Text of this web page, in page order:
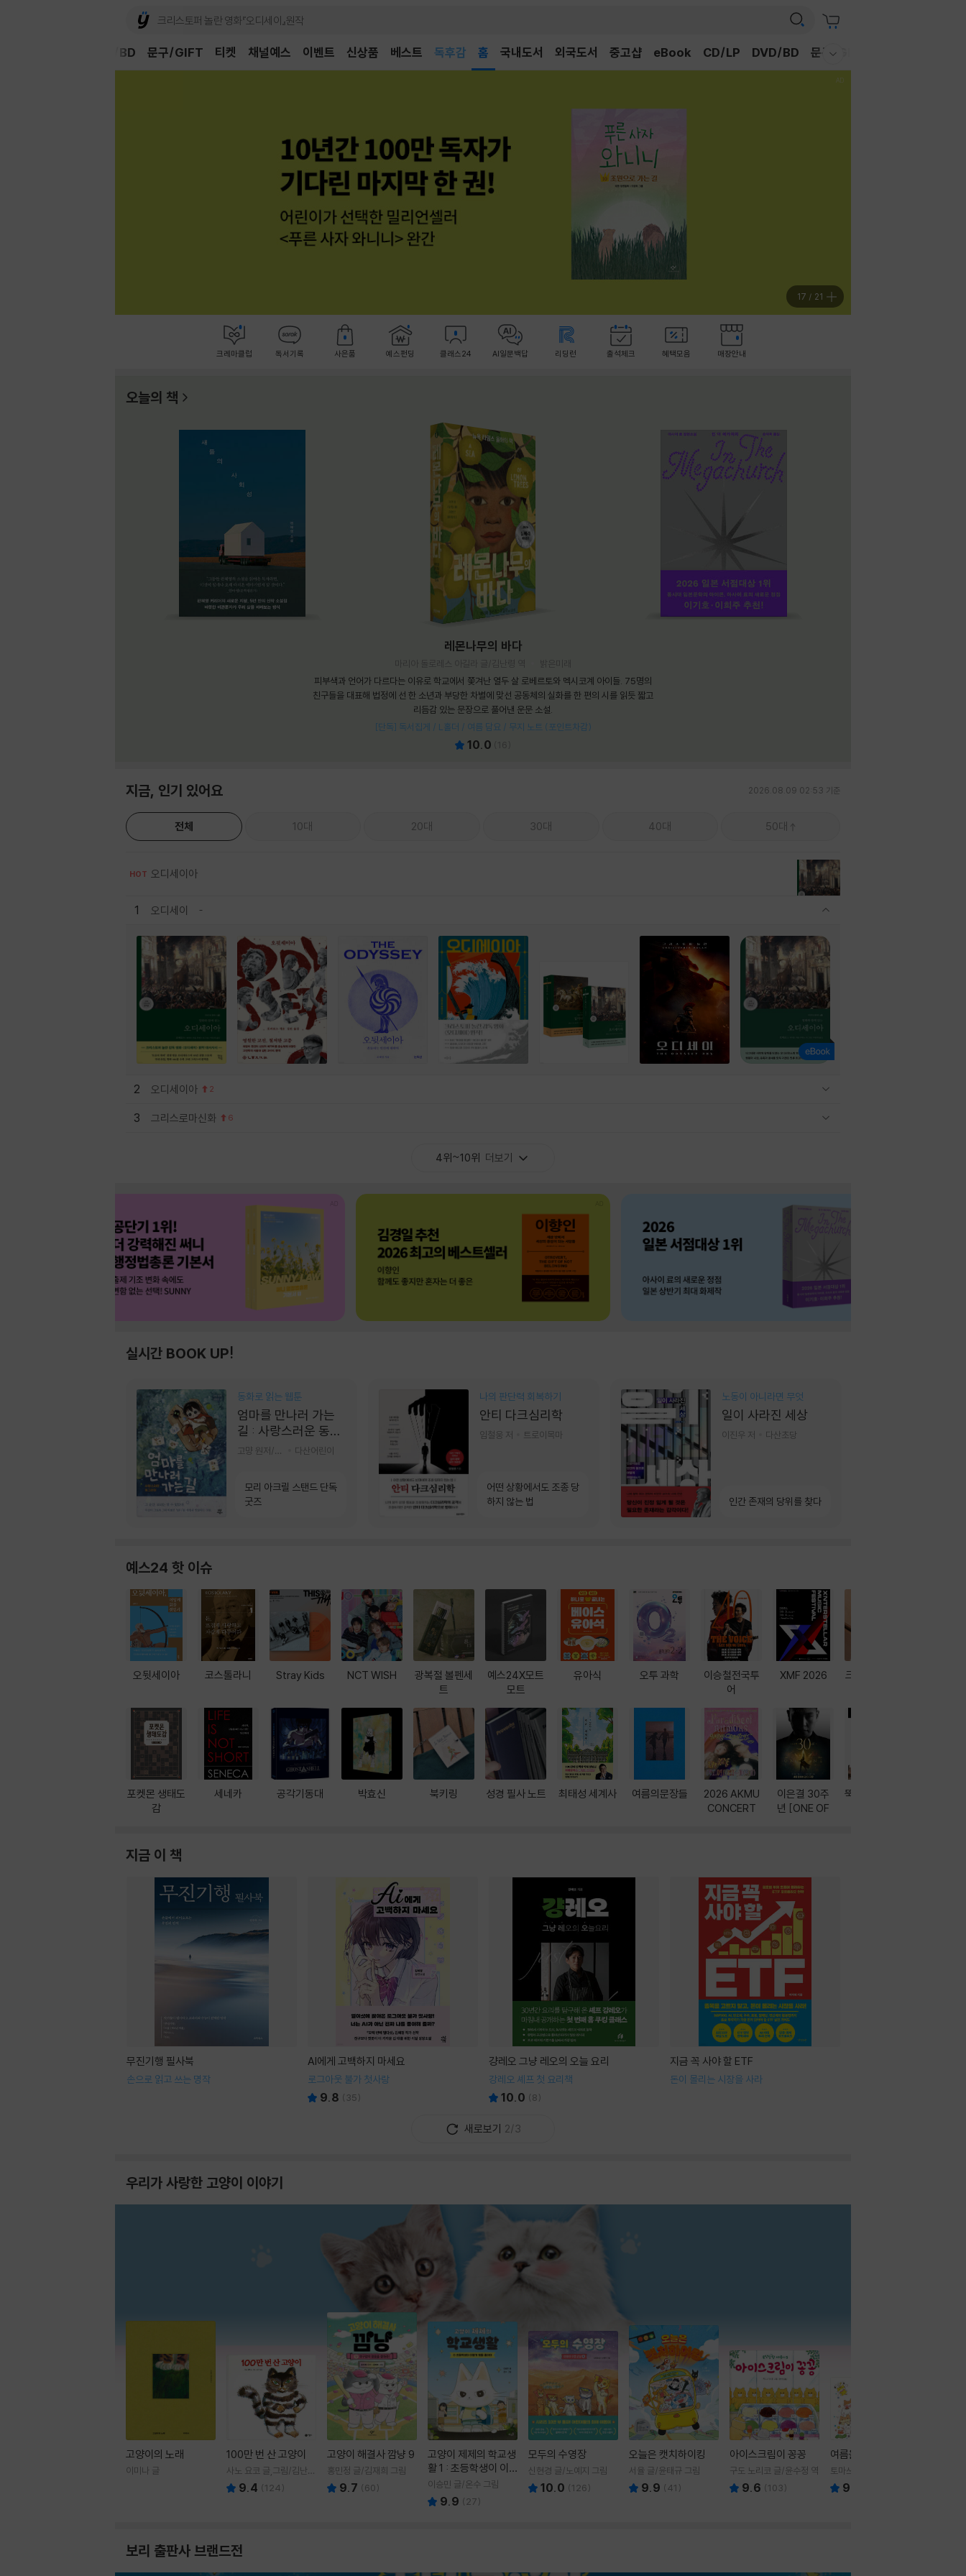
채널예스 이벤트 신상품 베스트
어린이
독후감
홈 국내도서 외국도서 중고샵 eBook CD/LP DVD/BD 문구/GIFT
DVD/BD 문구/GIFT 티켓
17 / 21
크레마클럽 독서기록 사은품 예스펀딩 클래스24 AI일문백답 리딩런 출석체크 혜택모음 매장안내
오늘의 책
레몬나무의 바다
피부색과 언어가 다르다는 이유로 학교에서 쫓겨난 열두 살 로베르토와 멕시코계 아이들. 75명의
친구들을 대표해 법정에 선 한 소년과 부당한 차별에 맞선 공동체의 실화를 한 편의 시를 읽듯 짧고
리듬감 있는 문장으로 풀어낸 운문 소설.
[단독] 독서집게 / L홀더 / 여름 담요 / 무지 노트 (포인트차감)
10.0
지금, 인기 있어요 2026.08.09 02:53 기준
전체 10대 20대 30대 40대 50대
HOT 오디세이아
1 오디세이
2 오디세이아 2
3 그리스로마신화 6
4위~10위 더보기
실시간 BOOK UP!
동화로 읽는 웹툰
엄마를 만나러 가는
길 : 사랑스러운 동그
라미
다산어린이
모리 아크릴 스탠드 단독
굿즈
나의 판단력 회복하기
안티 다크심리학
임철웅 저 트로이목마
어떤 상황에서도 조종 당
하지 않는 법
노동이 아니라면 무엇
일이 사라진 세상
이진우 저 다산초당
인간 존재의 당위를 찾다
예스24 핫 이슈
오뒷세이아
포켓몬 생태도
감
코스톨라니
세네카
Stray Kids
공각기동대
NCT WISH
박효신
광복절 볼펜세
트
북키링
예스24X모트
모트
성경 필사 노트
유아식
최태성 세계사
오투 과학
여름의문장들
이승철전국투
어
2026 AKMU
CONCERT
XMF 2026
이은결 30주
년 [ONE OF
크레마 이북 리
뚝딱! AI 3대장
지금 이 책
무진기행 필사북
손으로 읽고 쓰는 명작
AI에게 고백하지 마세요
로그아웃 불가 첫사랑
9.8 ( 35)
걍레오 그냥 레오의 오늘 요리
강레오 셰프 첫 요리책
10.0 (8)
지금 꼭 사야 할 ETF
돈이 몰리는 시장을 사라
새로보기 2/3
우리가 사랑한 고양이 이야기
고양이의 노래
이미나 글
100만 번 산 고양이
사노 요코 글,그림/김난주
역 9.4 (124)
고양이 해결사 깜냥 9
홍민정 글/김재희 그림
9.7 (60)
고양이 제제의 학교생
활 1 : 초등학생이 이
렇게 힘들 줄이야
이승민 글/온수 그림
9.9 ( 27)
모두의 수영장
신현경 글/노예지 그림
10.0 (126)
오늘은 캣치하이킹
서율 글/윤태규 그림
9.9 (41 )
아이스크림이 꽁꽁
구도 노리코 글/윤수정 역
9.6 (103)
여름을 부탁해
토마쓰리 글그림
9.8
보리 출판사 브랜드전